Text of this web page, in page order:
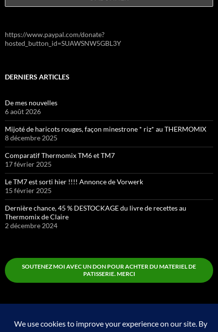
https://www.paypal.com/donate?
hosted_button_id=SUAWSNW5GBL3Y
DERNIERS ARTICLES
De mes nouvelles
6 août 2026
Mijoté de haricots rouges, façon minestrone * riz* au THERMOMIX
8 décembre 2025
Comparatif Thermomix TM6 et TM7
17 février 2025
Le TM7 est sorti hier !!!! Annonce de Vorwerk
15 février 2025
Dernière chance, 45 % DESTOCKAGE du livre de recettes au
Thermomix de Claire
2 décembre 2024
SOUTENEZ MOI AVEC UN DON POUR ACHTER DU MATERIEL DE
PATISSERIE. MERCI